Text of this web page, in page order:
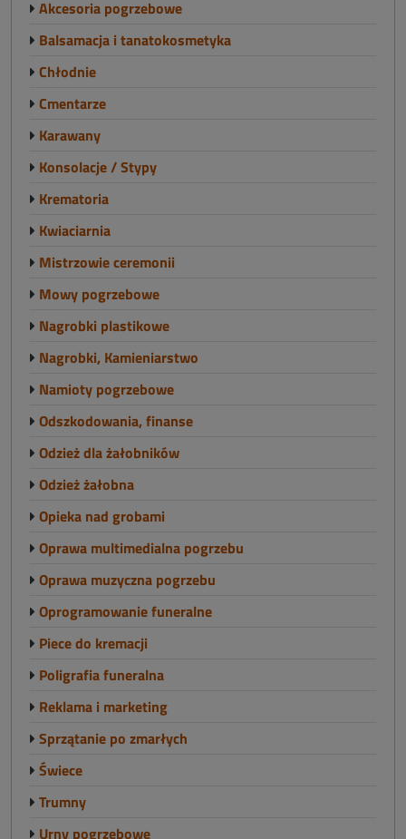
Akcesoria pogrzebowe
Balsamacja i tanatokosmetyka
Chłodnie
Cmentarze
Karawany
Konsolacje / Stypy
Krematoria
Kwiaciarnia
Mistrzowie ceremonii
Mowy pogrzebowe
Nagrobki plastikowe
Nagrobki, Kamieniarstwo
Namioty pogrzebowe
Odszkodowania, finanse
Odzież dla żałobników
Odzież żałobna
Opieka nad grobami
Oprawa multimedialna pogrzebu
Oprawa muzyczna pogrzebu
Oprogramowanie funeralne
Piece do kremacji
Poligrafia funeralna
Reklama i marketing
Sprzątanie po zmarłych
Świece
Trumny
Urny pogrzebowe